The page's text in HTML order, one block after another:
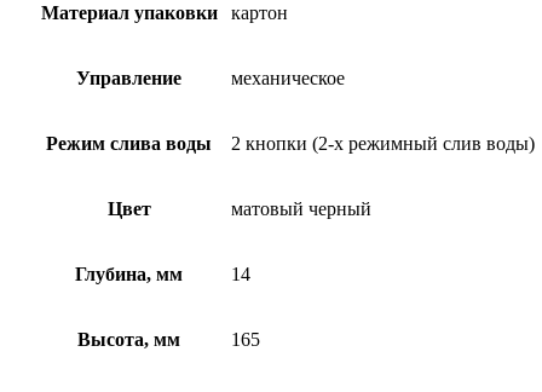
Материал упаковки картон
Управление механическое
Режим слива воды 2 кнопки (2-х режимный слив воды)
Цвет матовый черный
Глубина, мм 14
Высота, мм 165